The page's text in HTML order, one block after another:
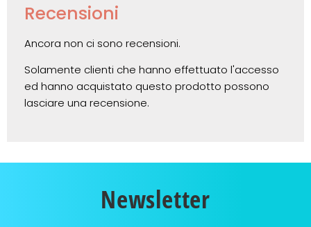
Recensioni
Ancora non ci sono recensioni.
Solamente clienti che hanno effettuato l'accesso
ed hanno acquistato questo prodotto possono
lasciare una recensione.
Newsletter